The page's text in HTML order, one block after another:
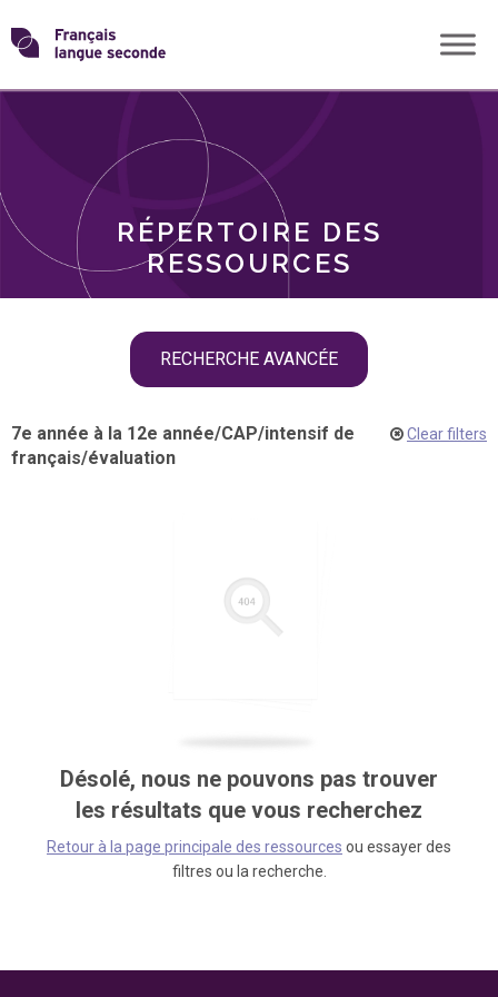
Skip
toTransformons
langue
RÉPERTOIRE DES
RESSOURCES
RECHERCHE AVANCÉE
THÈMES
7e année à la 12e année/CAP/intensif de
français/évaluation
Clear filters
Désolé, nous ne pouvons pas trouver
les résultats que vous recherchez
Retour à la page principale des ressources ou essayer des
filtres ou la recherche.